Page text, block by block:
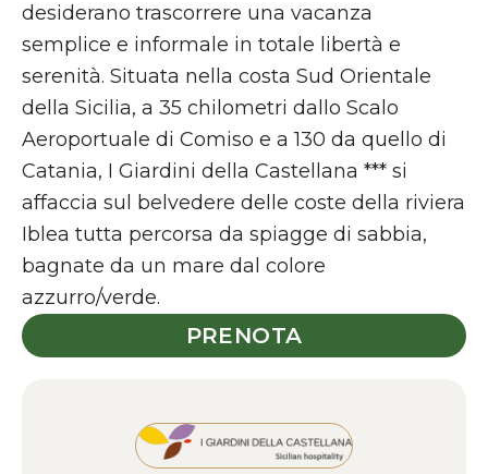
desiderano trascorrere una vacanza
semplice e informale in totale libertà e
serenità. Situata nella costa Sud Orientale
della Sicilia, a 35 chilometri dallo Scalo
Aeroportuale di Comiso e a 130 da quello di
Catania, I Giardini della Castellana *** si
affaccia sul belvedere delle coste della riviera
Iblea tutta percorsa da spiagge di sabbia,
bagnate da un mare dal colore
azzurro/verde.
PRENOTA